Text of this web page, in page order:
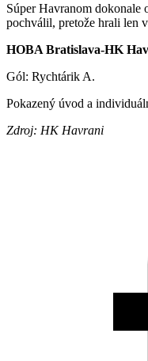
Súper Havranom dokonale
pochválil, pretože hrali len
HOBA Bratislava-HK
Gól: Rychtárik A.
Pokazený úvod a
Zdroj: HK Havrani